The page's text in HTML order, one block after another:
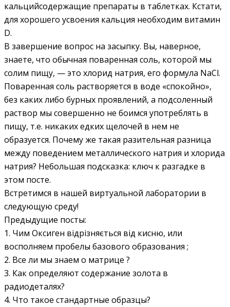
кальцийсодержащие препараты в таблетках. Кстати,
для хорошего усвоения кальция необходим витамин
D.
В завершение вопрос на засыпку. Вы, наверное,
знаете, что обычная поваренная соль, которой мы
солим пищу, — это хлорид натрия, его формула NaCl.
Поваренная соль растворяется в воде «спокойно»,
без каких либо бурных проявлений, а подсоленный
раствор мы совершенно не боимся употреблять в
пищу, т.е. никаких едких щелочей в нем не
образуется. Почему же такая разительная разница
между поведением металлического натрия и хлорида
натрия? Небольшая подсказка: ключ к разгадке в
этом посте.
Встретимся в нашей виртуальной лаборатории в
следующую среду!
Предыдущие посты:
1. Чим Оксиген відрізняється від кисню, или
восполняем пробелы базового образования ;
2. Все ли мы знаем о матрице ?
3. Как определяют содержание золота в
радиодеталях?
4. Что такое стандартные образцы?